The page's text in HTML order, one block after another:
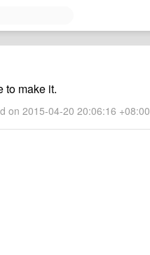
to make it.
on 2015-04-20 20:06:16 +08:00